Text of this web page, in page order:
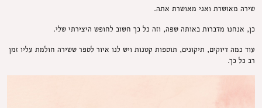
שירה מאושרת ואני מאושרת אתה.
כן, אנחנו מדברות באותה שפה, וזה כל כך חשוב לחופש היצירתי שלי.
עוד כמה דיוקים, תיקונים, תוספות קטנות ויש לנו איור לספר ששירה חולמת עליו זמן
רב כל כך.